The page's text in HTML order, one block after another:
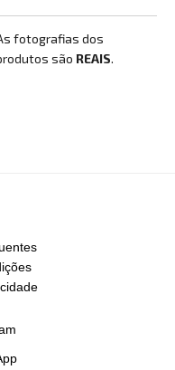
fotografias dos
são REAIS.